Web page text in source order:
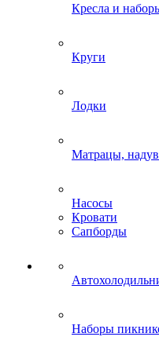
Кресла и
Круги
Лодки
Матрацы,
Насосы
Кровати
Сапборды
Наборы